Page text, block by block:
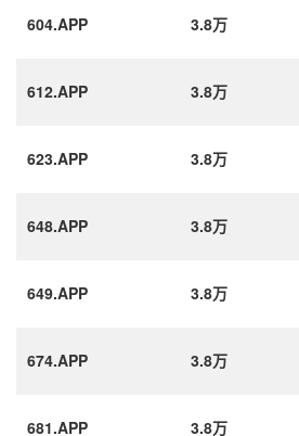
604.APP 3.8万
612.APP 3.8万
623.APP 3.8万
648.APP 3.8万
649.APP 3.8万
674.APP 3.8万
681.APP 3.8万